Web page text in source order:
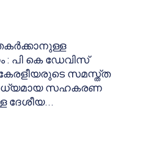
: പി കെ ഡേവിസ്
സഹകരണ
ദേശീയ...